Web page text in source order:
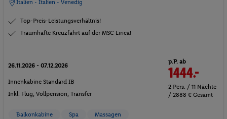
Italien - Italien - Venedig
Top-Preis-Leistungsverhältnis!
Traumhafte Kreuzfahrt auf der MSC Lirica!
26.11.2026 - 07.12.2026
Innenkabine Standard IB
Inkl. Flug, Vollpension , Transfer
p.P. ab
1444.-
2 Pers. / 11 Nächte
/ 2888 € Gesamt
Balkonkabine Spa Massagen